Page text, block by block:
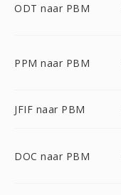
ODT naar PBM
PPM naar PBM
JFIF naar PBM
DOC naar PBM